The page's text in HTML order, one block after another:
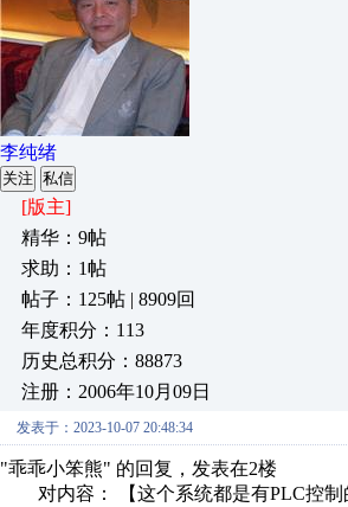
李纯绪
关注 私信
[版主]
精华：9帖
求助：1帖
帖子：125帖 | 8909回
年度积分：113
历史总积分：88873
注册：2006年10月09日
发表于：2023-10-07 20:48:34
"乖乖小笨熊" 的回复，发表在2楼
对内容： 【这个系统都是有PLC控制